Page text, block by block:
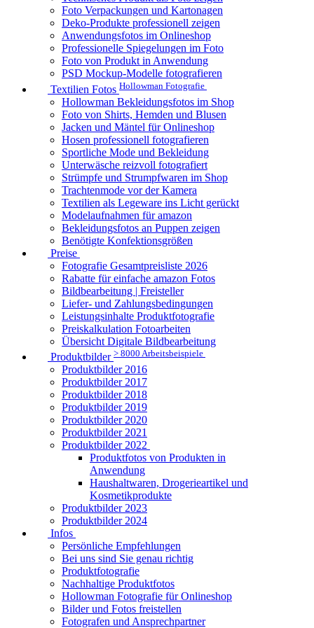
Foto Verpackungen und Kartonagen
Deko-Produkte professionell zeigen
Anwendungsfotos im Onlineshop
Professionelle Spiegelungen im Foto
Foto von Produkt in Anwendung
PSD Mockup-Modelle fotografieren
Textilien Fotos Hollowman Fotografie
Hollowman Bekleidungsfotos im Shop
Foto von Shirts, Hemden und Blusen
Jacken und Mäntel für Onlineshop
Hosen professionell fotografieren
Sportliche Mode und Bekleidung
Unterwäsche reizvoll fotografiert
Strümpfe und Strumpfwaren im Shop
Trachtenmode vor der Kamera
Textilien als Legeware ins Licht gerückt
Modelaufnahmen für amazon
Bekleidungsfotos an Puppen zeigen
Benötigte Konfektionsgrößen
Preise
Fotografie Gesamtpreisliste 2026
Rabatte für einfache amazon Fotos
Bildbearbeitung | Freisteller
Liefer- und Zahlungsbedingungen
Leistungsinhalte Produktfotografie
Preiskalkulation Fotoarbeiten
Übersicht Digitale Bildbearbeitung
Produktbilder > 8000 Arbeitsbeispiele
Produktbilder 2016
Produktbilder 2017
Produktbilder 2018
Produktbilder 2019
Produktbilder 2020
Produktbilder 2021
Produktbilder 2022
Produktfotos von Produkten in
Anwendung
Haushaltwaren, Drogerieartikel und
Kosmetikprodukte
Produktbilder 2023
Produktbilder 2024
Infos
Persönliche Empfehlungen
Bei uns sind Sie genau richtig
Produktfotografie
Nachhaltige Produktfotos
Hollowman Fotografie für Onlineshop
Bilder und Fotos freistellen
Fotografen und Ansprechpartner